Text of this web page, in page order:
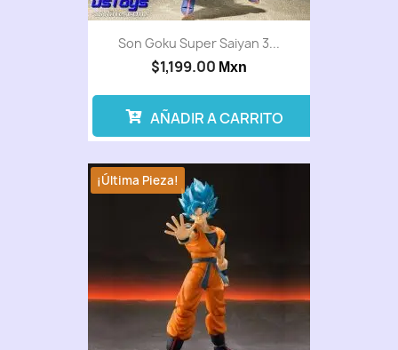
Son Goku Super Saiyan 3...
$1,199.00 Mxn
AÑADIR A CARRITO
¡Última Pieza!